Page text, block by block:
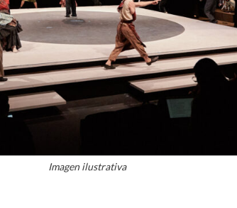
Imagen ilustrativa